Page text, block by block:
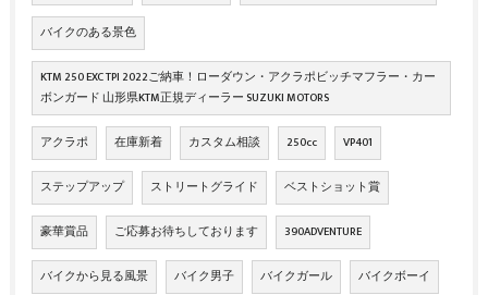
バイクのある景色
KTM 250 EXC TPI 2022ご納車！ローダウン・アクラポビッチマフラー・カー
ボンガード 山形県KTM正規ディーラー SUZUKI MOTORS
アクラポ 在庫新着 カスタム相談 250cc VP401
ステップアップ ストリートグライド ベストショット賞
豪華賞品 ご応募お待ちしております 390ADVENTURE
バイクから見る風景 バイク男子 バイクガール バイクボーイ